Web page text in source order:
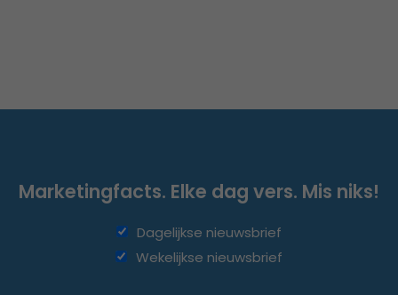
Marketingfacts. Elke dag vers. Mis niks!
Dagelijkse nieuwsbrief
Wekelijkse nieuwsbrief